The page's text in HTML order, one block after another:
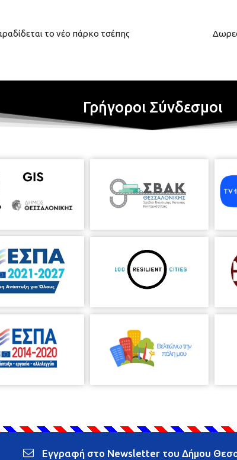
το νέο πάρκο τσέπης
Γρήγοροι Σύνδεσμοι
Εγγραφή στο Newsletter του Δήμου